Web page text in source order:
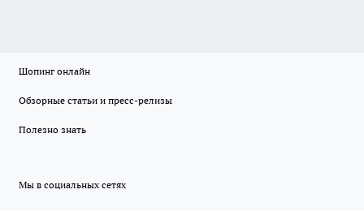
Шопинг онлайн
Обзорные статьи и пресс-релизы
Полезно знать
Мы в социальных сетях